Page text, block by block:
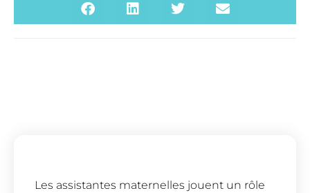
Les assistantes maternelles jouent un rôle